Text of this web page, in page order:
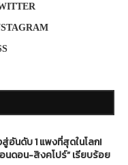
อันดับ 1 แพงที่สุดในโลก!
อนดอน-สิงคโปร์” เรียบร้อย